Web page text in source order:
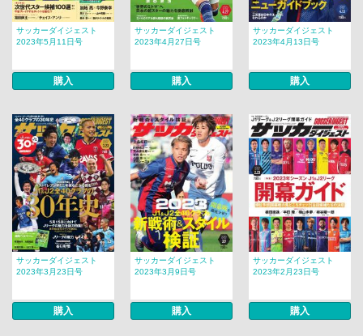
サッカーダイジェスト
2023年5月11日号
購入
サッカーダイジェスト
2023年4月27日号
購入
サッカーダイジェスト
2023年4月13日号
購入
サッカーダイジェスト
2023年3月23日号
購入
サッカーダイジェスト
2023年3月9日号
購入
サッカーダイジェスト
2023年2月23日号
購入